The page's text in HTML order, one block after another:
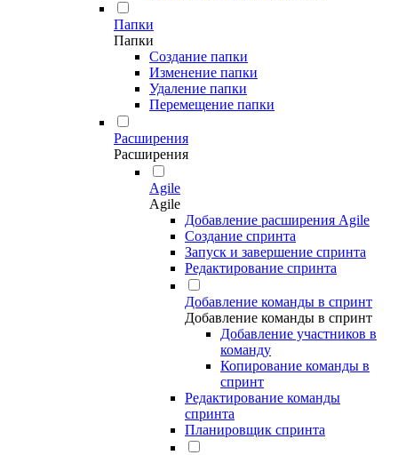
Папки
Папки
Создание папки
Изменение папки
Удаление папки
Перемещение папки
Расширения
Расширения
Agile
Agile
Добавление расширения Agile
Создание спринта
Запуск и завершение спринта
Редактирование спринта
Добавление команды в спринт
Добавление команды в спринт
Добавление участников в
команду
Копирование команды в
спринт
Редактирование команды
спринта
Планировщик спринта